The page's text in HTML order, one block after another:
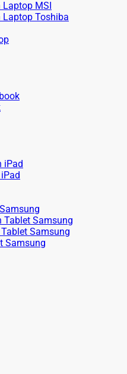
MSI
Toshiba
iPad
Tablet Samsung
Samsung
Samsung